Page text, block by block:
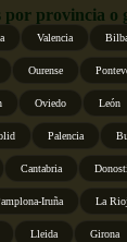
por provincia o
Valencia
Ourense
Oviedo León
Palencia
Cantabria
Iruña La
Lleida Girona